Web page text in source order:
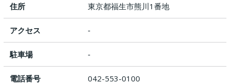
住所 東京都福生市熊川1番地
アクセス ‐
駐車場 ‐
電話番号 042-553-0100